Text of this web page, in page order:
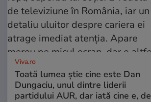
Viva.ro
Toată lumea știe cine este Dan
Dungaciu, unul dintre liderii
partidului AUR, dar iată cine e, de